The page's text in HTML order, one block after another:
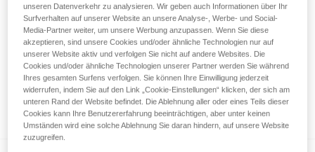
Sicherungsring und Anseilpunkte: Wo genau
hänge ich meine Selbstsicherung, mein
Sicherungsgerät und mein Seil ein?
unseren Datenverkehr zu analysieren. Wir geben auch Informationen über Ihr
Surfverhalten auf unserer Website an unsere Analyse-, Werbe- und Social-
Media-Partner weiter, um unsere Werbung anzupassen. Wenn Sie diese
akzeptieren, sind unsere Cookies und/oder ähnliche Technologien nur auf
unserer Website aktiv und verfolgen Sie nicht auf andere Websites. Die
Cookies und/oder ähnliche Technologien unserer Partner werden Sie während
Ihres gesamten Surfens verfolgen. Sie können Ihre Einwilligung jederzeit
widerrufen, indem Sie auf den Link „Cookie-Einstellungen“ klicken, der sich am
unteren Rand der Website befindet. Die Ablehnung aller oder eines Teils dieser
Cookies kann Ihre Benutzererfahrung beeinträchtigen, aber unter keinen
Umständen wird eine solche Ablehnung Sie daran hindern, auf unsere Website
zuzugreifen.